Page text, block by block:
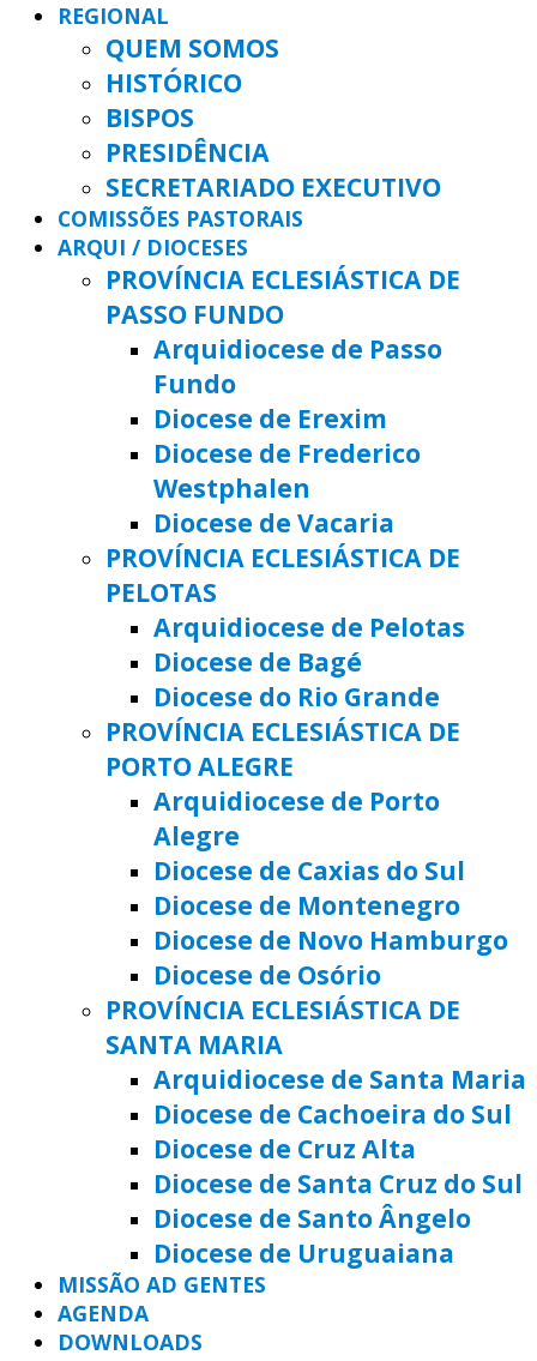
REGIONAL
QUEM SOMOS
HISTÓRICO
BISPOS
PRESIDÊNCIA
SECRETARIADO EXECUTIVO
COMISSÕES PASTORAIS
ARQUI / DIOCESES
PROVÍNCIA ECLESIÁSTICA DE
PASSO FUNDO
Arquidiocese de Passo
Fundo
Diocese de Erexim
Diocese de Frederico
Westphalen
Diocese de Vacaria
PROVÍNCIA ECLESIÁSTICA DE
PELOTAS
Arquidiocese de Pelotas
Diocese de Bagé
Diocese do Rio Grande
PROVÍNCIA ECLESIÁSTICA DE
PORTO ALEGRE
Arquidiocese de Porto
Alegre
Diocese de Caxias do Sul
Diocese de Montenegro
Diocese de Novo Hamburgo
Diocese de Osório
PROVÍNCIA ECLESIÁSTICA DE
SANTA MARIA
Arquidiocese de Santa Maria
Diocese de Cachoeira do Sul
Diocese de Cruz Alta
Diocese de Santa Cruz do Sul
Diocese de Santo Ângelo
Diocese de Uruguaiana
MISSÃO AD GENTES
AGENDA
DOWNLOADS